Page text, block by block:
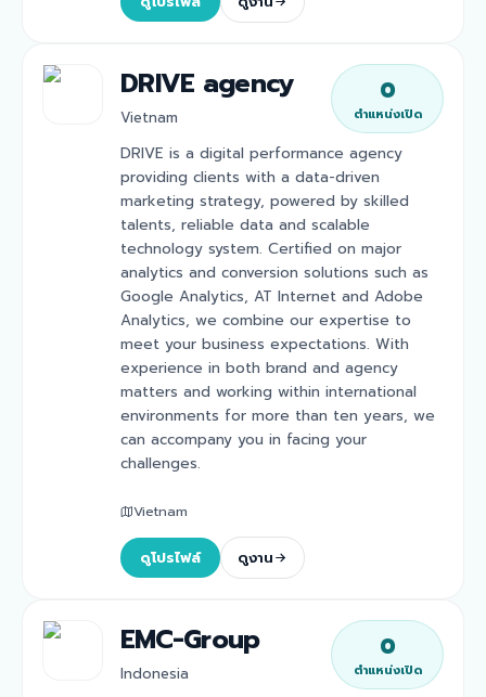
DRIVE agency
Vietnam
0
ตำแหน่งเปิด
DRIVE is a digital performance agency
providing clients with a data-driven
marketing strategy, powered by skilled
talents, reliable data and scalable
technology system. Certified on major
analytics and conversion solutions such as
Google Analytics, AT Internet and Adobe
Analytics, we combine our expertise to
meet your business expectations. With
experience in both brand and agency
matters and working within international
environments for more than ten years, we
can accompany you in facing your
challenges.
Vietnam
ดูโปรไฟล์ ดูงาน
EMC-Group
Indonesia
0
ตำแหน่งเปิด